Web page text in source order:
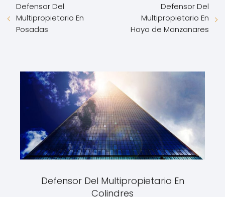
Defensor Del
Multipropietario En
Posadas
Defensor Del
Multipropietario En
Hoyo de Manzanares
Defensor Del Multipropietario En
Colindres